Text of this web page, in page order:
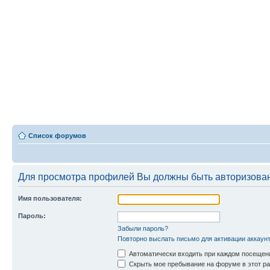
Список форумов
Для просмотра профилей Вы должны быть
Имя пользователя:
Пароль:
Забыли пароль?
Повторно выслать письмо для активации
Автоматически входить при каждом
Скрыть мое пребывание на форуме в этот